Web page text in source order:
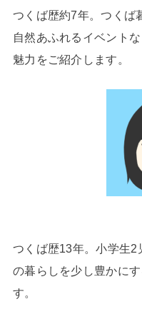
つくば歴約7年。つく
自然あふれるイベント
魅力をご紹介します。
つくば歴13年。小学生2
の暮らしを少し豊かに
す。